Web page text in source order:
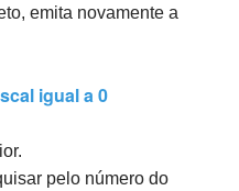
emita novamente a
igual a 0
pelo número do